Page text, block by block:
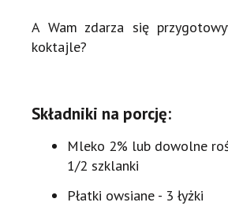
A Wam zdarza się
koktajle?
Składniki na porcję:
Mleko 2% lub dowolne
1/2 szklanki
Płatki owsiane - 3 łyżki